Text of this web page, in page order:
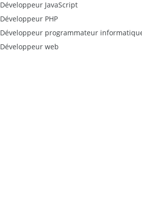
Développeur JavaScript
Développeur PHP
Développeur programmateur
Développeur web